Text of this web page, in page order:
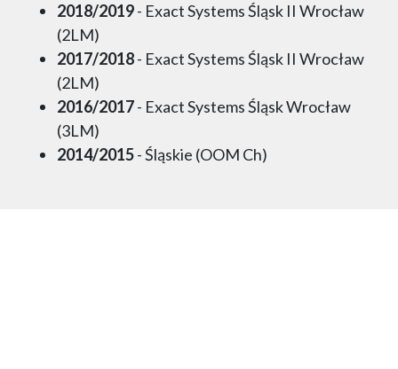
2018/2019- Exact Systems Śląsk II Wrocław
(2LM)
2017/2018- Exact Systems Śląsk II Wrocław
(2LM)
2016/2017- Exact Systems Śląsk Wrocław
(3LM)
2014/2015- Śląskie (OOM Ch)